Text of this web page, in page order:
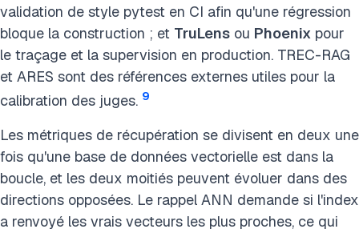
validation de style pytest en CI afin qu'une régression
bloque la construction ; et TruLens ou Phoenix pour
le traçage et la supervision en production. TREC-RAG
et ARES sont des références externes utiles pour la
calibration des juges. 9
Les métriques de récupération se divisent en deux une
fois qu'une base de données vectorielle est dans la
boucle, et les deux moitiés peuvent évoluer dans des
directions opposées. Le rappel ANN demande si l'index
a renvoyé les vrais vecteurs les plus proches, ce qui